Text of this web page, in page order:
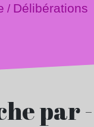
/ Délibérations
par